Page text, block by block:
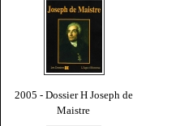
2005 - Dossier H Joseph de
Maistre